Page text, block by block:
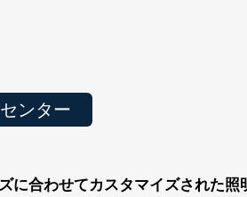
ンター
に合わせてカスタマイズされた照